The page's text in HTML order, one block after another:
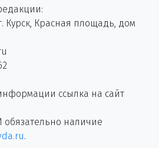
Курск, Красная площадь, дом
ссылка на сайт
наличие
.